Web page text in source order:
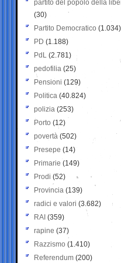
partito del popolo della
(30)
Partito Democratico (1.034)
PD (1.188)
PdL (2.781)
pedofilia (25)
Pensioni (129)
Politica (40.824)
polizia (253)
Porto (12)
povertà (502)
Presepe (14)
Primarie (149)
Prodi (52)
Provincia (139)
radici e valori (3.682)
RAI (359)
rapine (37)
Razzismo (1.410)
Referendum (200)